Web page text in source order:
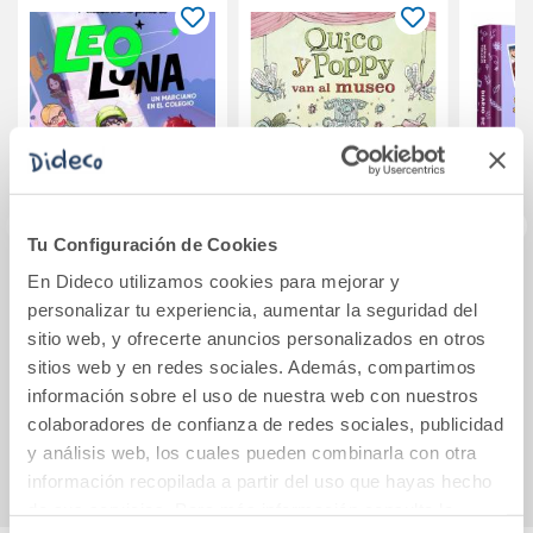
Tu Configuración de Cookies
En Dideco utilizamos cookies para mejorar y
personalizar tu experiencia, aumentar la seguridad del
sitio web, y ofrecerte anuncios personalizados en otros
sitios web y en redes sociales. Además, compartimos
información sobre el uso de nuestra web con nuestros
colaboradores de confianza de redes sociales, publicidad
y análisis web, los cuales pueden combinarla con otra
información recopilada a partir del uso que hayas hecho
Leo Luna 1 - Un
marciano en el
colegio
10,95€
Comprar
Quico y Poppy van
al museo
11,95€
Comprar